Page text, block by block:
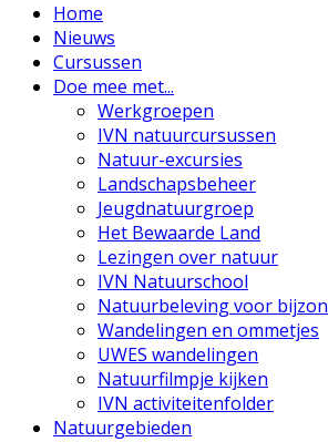
Home
Nieuws
Cursussen
Doe mee met...
Werkgroepen
IVN natuurcursussen
Natuur-excursies
Landschapsbeheer
Jeugdnatuurgroep
Het Bewaarde Land
Lezingen over natuur
IVN Natuurschool
Natuurbeleving voor
Wandelingen en ommetjes
UWES wandelingen
Natuurfilmpje kijken
IVN activiteitenfolder
Natuurgebieden